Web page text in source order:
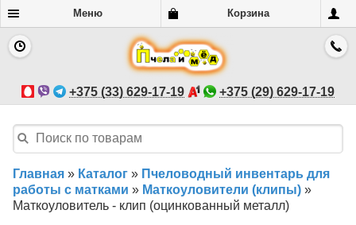
Меню Корзина
+375 (33) 629-17-19 +375 (29) 629-17-19
Главная » Каталог » Пчеловодный инвентарь для
работы с матками » Маткоуловители (клипы) »
Маткоуловитель - клип (оцинкованный металл)